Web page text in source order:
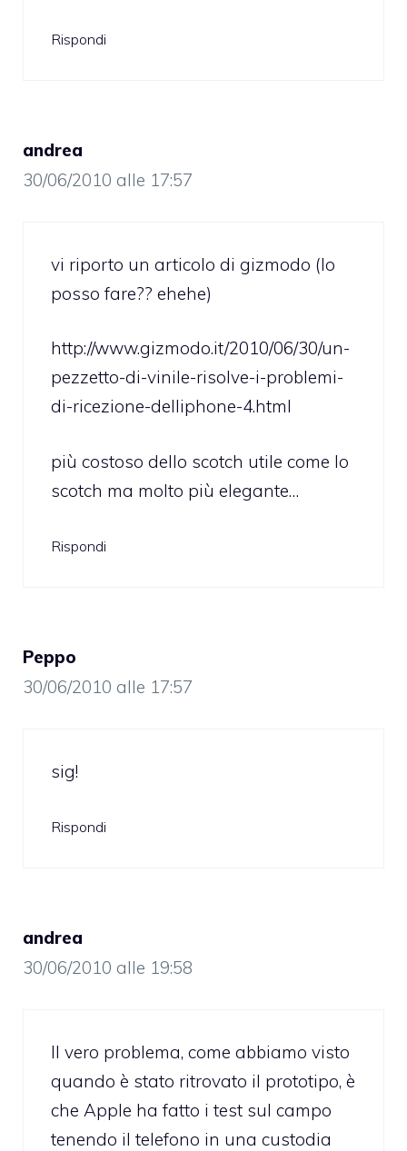
Rispondi
andrea
30/06/2010 alle 17:57
vi riporto un articolo di gizmodo (lo
posso fare?? ehehe)
http://www.gizmodo.it/2010/06/30/un-
pezzetto-di-vinile-risolve-i-problemi-
di-ricezione-delliphone-4.html
più costoso dello scotch utile come lo
scotch ma molto più elegante…
Rispondi
Peppo
30/06/2010 alle 17:57
sig!
Rispondi
andrea
30/06/2010 alle 19:58
Il vero problema, come abbiamo visto
quando è stato ritrovato il prototipo, è
che Apple ha fatto i test sul campo
tenendo il telefono in una custodia